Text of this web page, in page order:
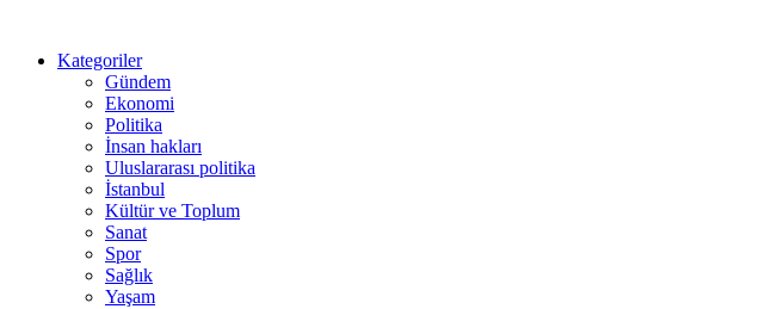
Kategoriler
Gündem
Ekonomi
Politika
İnsan hakları
Uluslararası politika
İstanbul
Kültür ve Toplum
Sanat
Spor
Sağlık
Yaşam